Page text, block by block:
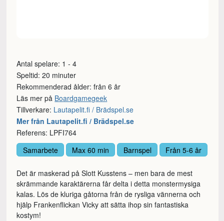
Antal spelare: 1 - 4
Speltid: 20 minuter
Rekommenderad ålder: från 6 år
Läs mer på Boardgamegeek
Tillverkare: Lautapelit.fi / Brädspel.se
Mer från Lautapelit.fi / Brädspel.se
Referens: LPFI764
Samarbete
Max 60 min Barnspel Från 5-6 år
Det är maskerad på Slott Kusstens – men bara de mest
skrämmande karaktärerna får delta i detta monstermysiga
kalas. Lös de kluriga gåtorna från de rysliga vännerna och
hjälp Frankenflickan Vicky att sätta ihop sin fantastiska
kostym!